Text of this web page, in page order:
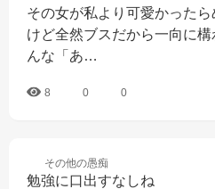
その女が私より可愛かったら
けど全然ブスだから一向に
んな「あ…
8 0 0
その他の愚痴
勉強に口出すなしね